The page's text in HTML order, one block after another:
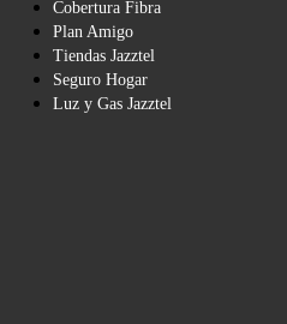
Cobertura Fibra
Plan Amigo
Tiendas Jazztel
Seguro Hogar
Luz y Gas Jazztel